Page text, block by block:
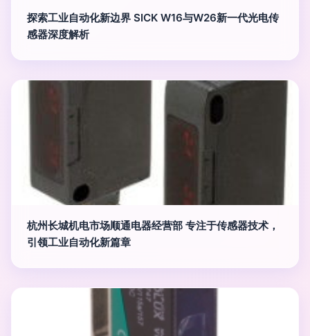
探索工业自动化新边界 SICK W16与W26新一代光电传
感器深度解析
杭州长城机电市场顺通电器经营部 专注于传感器技术，
引领工业自动化新篇章